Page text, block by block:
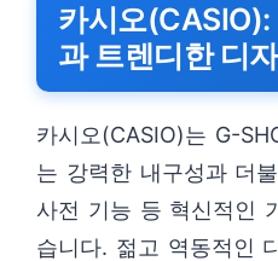
카시오
과 트렌디한 디
카시오(CASIO)는 G-
는 강력한 내구성과 더
사전 기능 등 혁신적인
습니다. 젊고 역동적인